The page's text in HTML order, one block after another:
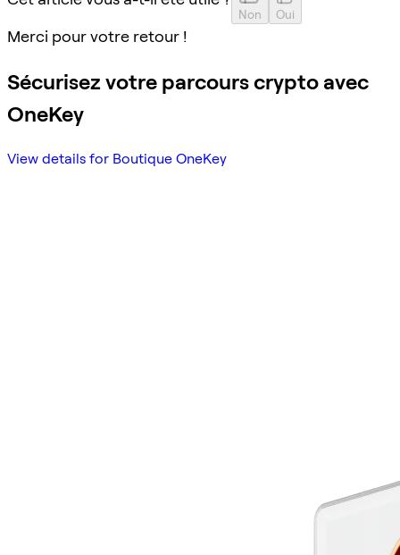
Non Oui
Merci pour votre retour !
Sécurisez votre parcours crypto avec
OneKey
View details for Boutique OneKey